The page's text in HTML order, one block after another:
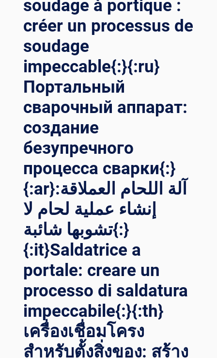
soudage à portique :
créer un processus de
soudage
impeccable{:}{:ru}
Портальный
сварочный аппарат:
создание
безупречного
процесса сварки{:}
{:ar}آلة اللحام العملاقة:
إنشاء عملية لحام لا
تشوبها شائبة{:}
{:it}Saldatrice a
portale: creare un
processo di saldatura
impeccabile{:}{:th}
เครื่องเชื่อมโครง
สำหรับตั้งสิ่งของ: สร้าง